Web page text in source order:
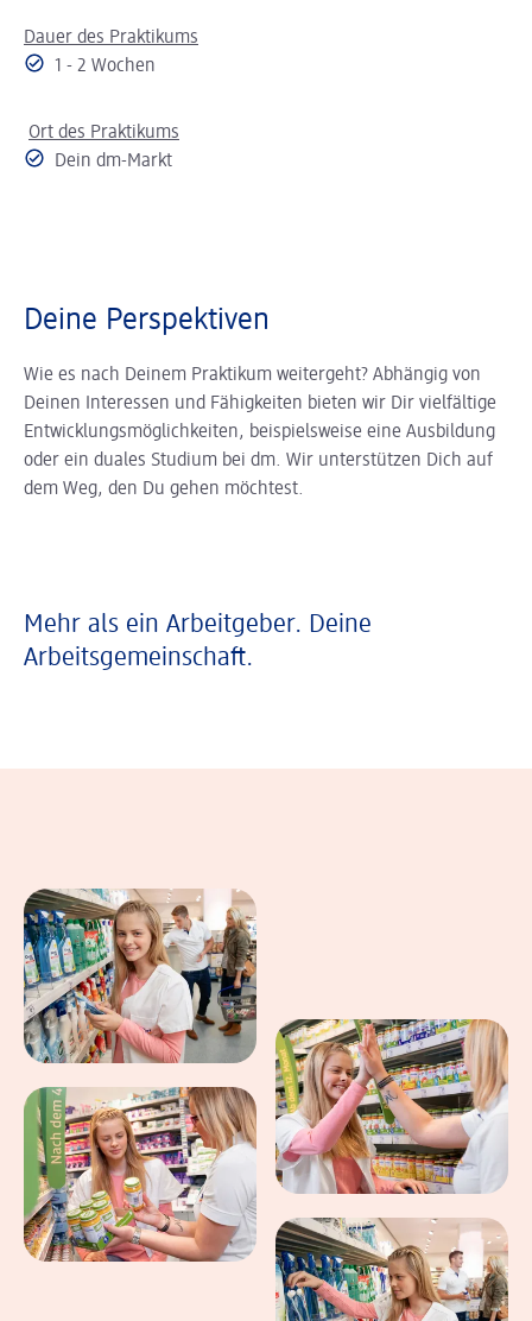
Dauer des Praktikums
1 - 2 Wochen
Ort des Praktikums
Dein dm-Markt
Deine Perspektiven
Wie es nach Deinem Praktikum weitergeht? Abhängig von
Deinen Interessen und Fähigkeiten bieten wir Dir vielfältige
Entwicklungsmöglichkeiten, beispielsweise eine Ausbildung
oder ein duales Studium bei dm. Wir unterstützen Dich auf
dem Weg, den Du gehen möchtest.
Mehr als ein Arbeitgeber. Deine
Arbeitsgemeinschaft.
Eindrücke aus dem Arbeitsalltag